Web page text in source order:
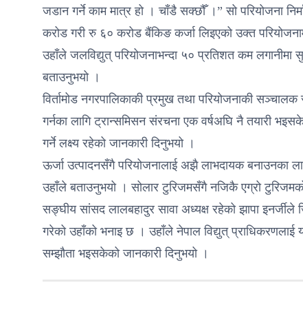
जडान गर्ने काम मात्र हो । चाँडै सक्छौँ ।” सो परियोजना
करोड गरी रु ६० करोड बैंकिङ कर्जा लिइएको उक्त
उहाँले जलविद्युत् परियोजनाभन्दा ५० प्रतिशत कम लगानीमा
बताउनुभयो ।
विर्तामोड नगरपालिकाकी प्रमुख तथा परियोजनाकी
गर्नका लागि ट्रान्समिसन संरचना एक वर्षअघि नै तयारी
गर्ने लक्ष्य रहेको जानकारी दिनुभयो ।
ऊर्जा उत्पादनसँगै परियोजनालाई अझै लाभदायक बनाउनका
उहाँले बताउनुभयो । सोलार टुरिजमसँगै नजिकै एग्रो
सङ्घीय सांसद लालबहादुर सावा अध्यक्ष रहेको झापा इनर्जीले
गरेको उहाँको भनाइ छ । उहाँले नेपाल विद्युत् प्राधिकरणलाई
सम्झौता भइसकेको जानकारी दिनुभयो ।